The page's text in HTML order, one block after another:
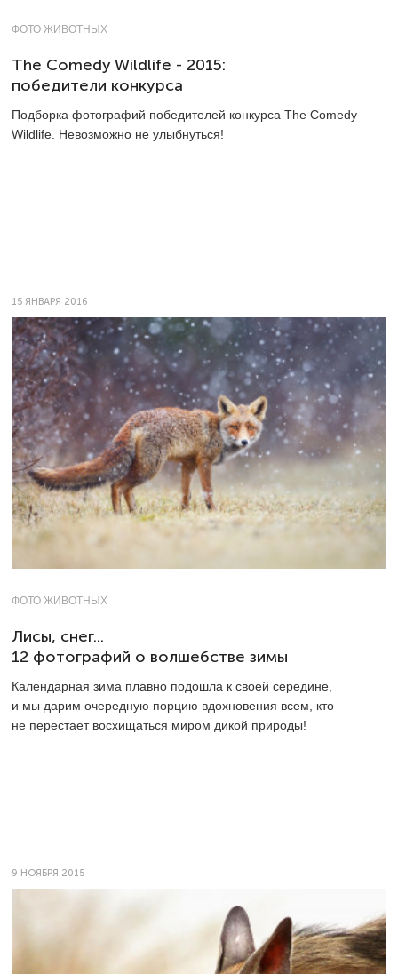
ФОТО ЖИВОТНЫХ
The Comedy Wildlife - 2015:
победители конкурса
Подборка фотографий победителей конкурса The Comedy
Wildlife. Невозможно не улыбнуться!
15 ЯНВАРЯ 2016
ФОТО ЖИВОТНЫХ
Лисы, снег...
12 фотографий о волшебстве зимы
Календарная зима плавно подошла к своей середине,
и мы дарим очередную порцию вдохновения всем, кто
не перестает восхищаться миром дикой природы!
9 НОЯБРЯ 2015